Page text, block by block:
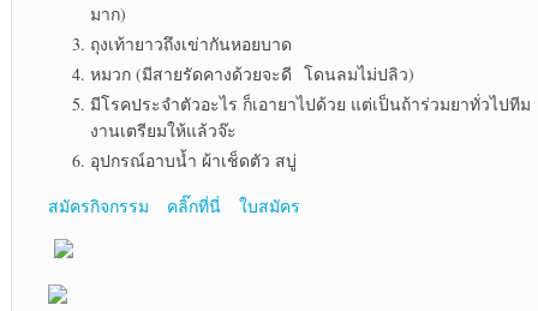
มาก)
ถุงเท้ายาวถึงเข่ากันหอยบาด
หมวก (มีสายรัดคางด้วยจะดี โดนลมไม่ปลิว)
มีโรคประจำตัวอะไร ก็เอายาไปด้วย แต่เป็นถ้าร่วมยาทั่วไปทีม
งานเตรียมให้แล้วจ๊ะ
อุปกรณ์อาบน้ำ ผ้าเช็ดตัว สบู่
สมัครกิจกรรม คลิ๊กที่นี่ ใบสมัคร